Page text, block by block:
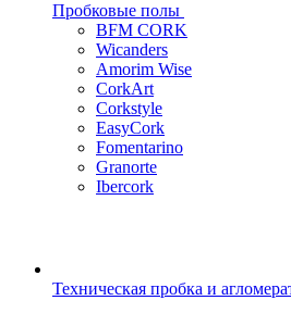
Пробковые полы
BFM CORK
Wicanders
Amorim Wise
CorkArt
Corkstyle
EasyCork
Fomentarino
Granorte
Ibercork
Техническая пробка и